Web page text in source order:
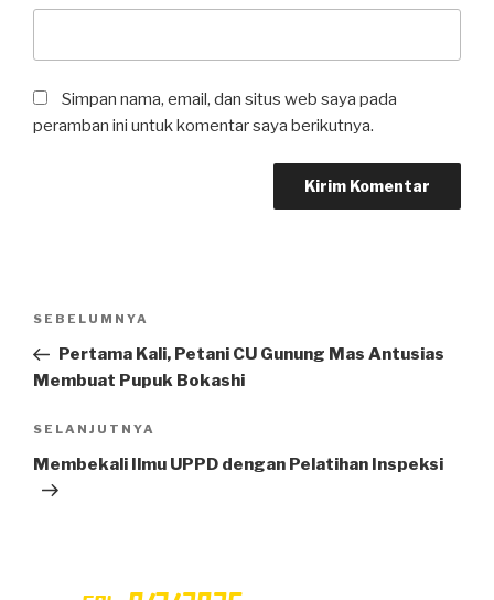
Simpan nama, email, dan situs web saya pada
peramban ini untuk komentar saya berikutnya.
Navigasi
Pos
Sebelumnya
SEBELUMNYA
Pertama Kali, Petani CU Gunung Mas Antusias
Membuat Pupuk Bokashi
Pos
Selanjutnya
SELANJUTNYA
Membekali Ilmu UPPD dengan Pelatihan Inspeksi